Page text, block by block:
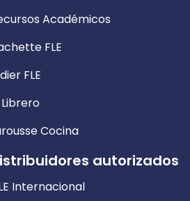
Académicos
FLE
FLE
Librero
Cocina
autorizados
Internacional